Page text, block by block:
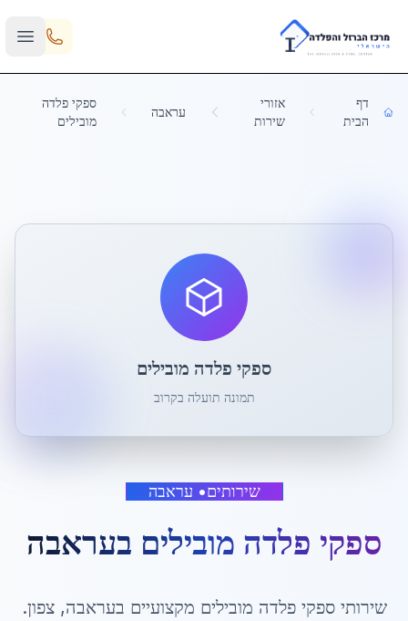
Skip to main content
דף
הבית
אזורי
שירות
עראבה
ספקי פלדה
מובילים
שירותים• עראבה
ספקי פלדה מובילים בעראבה
שירותיספקי פלדה מובילים מקצועיים בעראבה,צפון.
ספקי פלדה מובילים
תמונה תועלה בקרוב